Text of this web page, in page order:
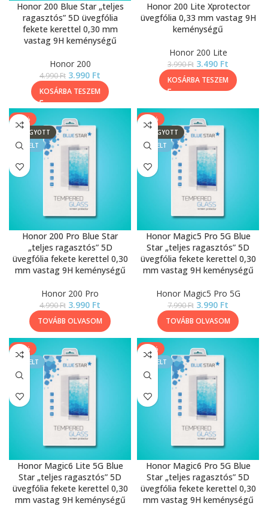
Honor 200 Blue Star „teljes
ragasztós” 5D üvegfólia
fekete kerettel 0,30 mm
vastag 9H keménységű
Honor 200
4.990Ft 3.990 Ft
KOSÁRBA TESZEM
Honor 200 Lite Xprotector
üvegfólia 0,33 mm vastag 9H
keménységű
Honor 200 Lite
3.990Ft 3.490 Ft
KOSÁRBA TESZEM
-20%
ELFOGYOTT
KIEMELT
Honor 200 Pro Blue Star
„teljes ragasztós” 5D
üvegfólia fekete kerettel 0,30
mm vastag 9H keménységű
Honor 200 Pro
4.990Ft 3.990 Ft
TOVÁBB OLVASOM
-50%
ELFOGYOTT
KIEMELT
Honor Magic5 Pro 5G Blue
Star „teljes ragasztós” 5D
üvegfólia fekete kerettel 0,30
mm vastag 9H keménységű
Honor Magic5 Pro 5G
7.990Ft 3.990 Ft
TOVÁBB OLVASOM
-20%
KIEMELT
Honor Magic6 Lite 5G Blue
Star „teljes ragasztós” 5D
üvegfólia fekete kerettel 0,30
mm vastag 9H keménységű
-20%
KIEMELT
Honor Magic6 Pro 5G Blue
Star „teljes ragasztós” 5D
üvegfólia fekete kerettel 0,30
mm vastag 9H keménységű